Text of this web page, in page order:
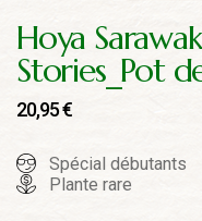
Hoya
Stories_Pot
20,95€
Spécial débutants
Plante rare